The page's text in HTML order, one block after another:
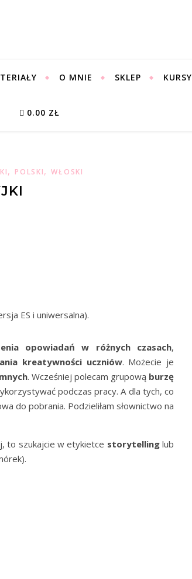
O MNIE SKLEP KURSY
0.00 ZŁ
, POLSKI,WŁOSKI
ES i uniwersalna).
opowiadań w różnych czasach,
kreatywności uczniów. Możecie je
. Wcześniej polecam grupową burzę
podczas pracy. A dla tych, co
do pobrania. Podzieliłam słownictwo na
to szukajcie w etykietce storytellinglub